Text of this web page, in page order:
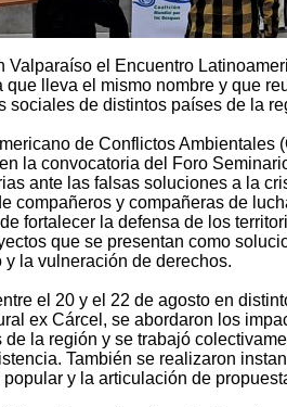
Valparaíso el Encuentro
lleva el mismo nombre y que
sociales de distintos países de la
de Conflictos Ambientales
la convocatoria del Foro
ante las falsas soluciones a la
compañeros y compañeras de
fortalecer la defensa de los
que se presentan como
la vulneración de derechos.
el 20 y el 22 de agosto en
ex Cárcel, se abordaron los
la región y se trabajó
También se realizaron
y la articulación de